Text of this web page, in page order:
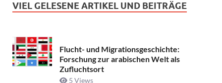
VIEL GELESENE ARTIKEL UND BEITRÄGE
Flucht- und Migrationsgeschichte:
Forschung zur arabischen Welt als
Zufluchtsort
5 Views